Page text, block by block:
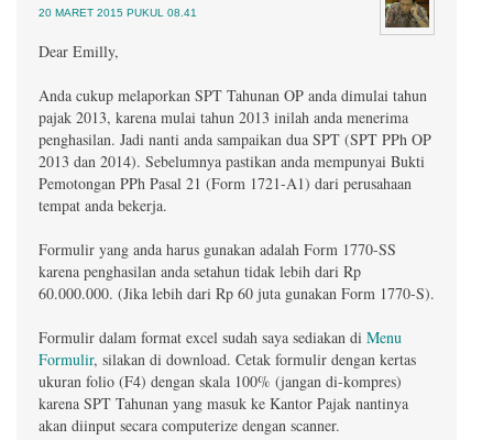
20 MARET 2015 PUKUL 08.41
Dear Emilly,
Anda cukup melaporkan SPT Tahunan OP anda dimulai tahun
pajak 2013, karena mulai tahun 2013 inilah anda menerima
penghasilan. Jadi nanti anda sampaikan dua SPT (SPT PPh OP
2013 dan 2014). Sebelumnya pastikan anda mempunyai Bukti
Pemotongan PPh Pasal 21 (Form 1721-A1) dari perusahaan
tempat anda bekerja.
Formulir yang anda harus gunakan adalah Form 1770-SS
karena penghasilan anda setahun tidak lebih dari Rp
60.000.000. (Jika lebih dari Rp 60 juta gunakan Form 1770-S).
Formulir dalam format excel sudah saya sediakan di Menu
Formulir, silakan di download. Cetak formulir dengan kertas
ukuran folio (F4) dengan skala 100% (jangan di-kompres)
karena SPT Tahunan yang masuk ke Kantor Pajak nantinya
akan diinput secara computerize dengan scanner.